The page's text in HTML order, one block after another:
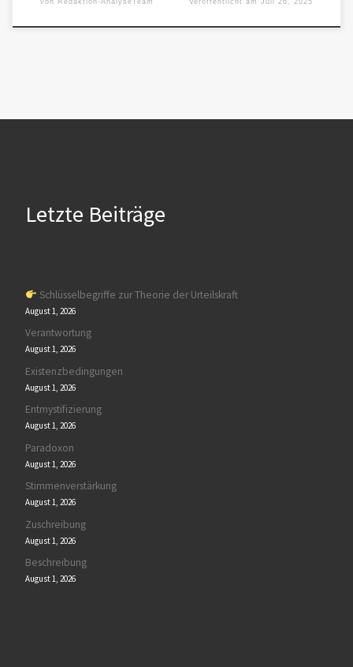
von Redaktion-AnalyseTeam Veröffentlicht amJuli 26, 2025
Letzte Beiträge
Schlüsselbegriffe zur Theorie der Urteilskraft
August 1, 2026
Verantwortung
August 1, 2026
Existenzbedingungen
August 1, 2026
Entmystifizierung
August 1, 2026
Paradoxon
August 1, 2026
Stimmenverstärkung
August 1, 2026
Zuschreibung
August 1, 2026
Beschreibung
August 1, 2026